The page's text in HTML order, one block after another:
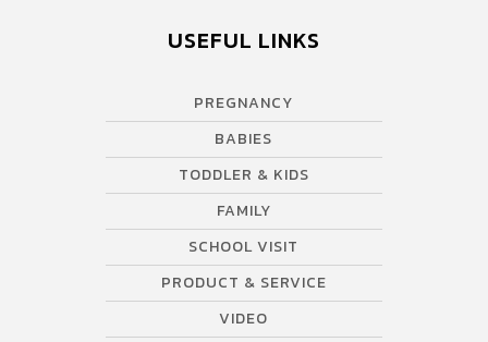
USEFUL LINKS
PREGNANCY
BABIES
TODDLER & KIDS
FAMILY
SCHOOL VISIT
PRODUCT & SERVICE
VIDEO